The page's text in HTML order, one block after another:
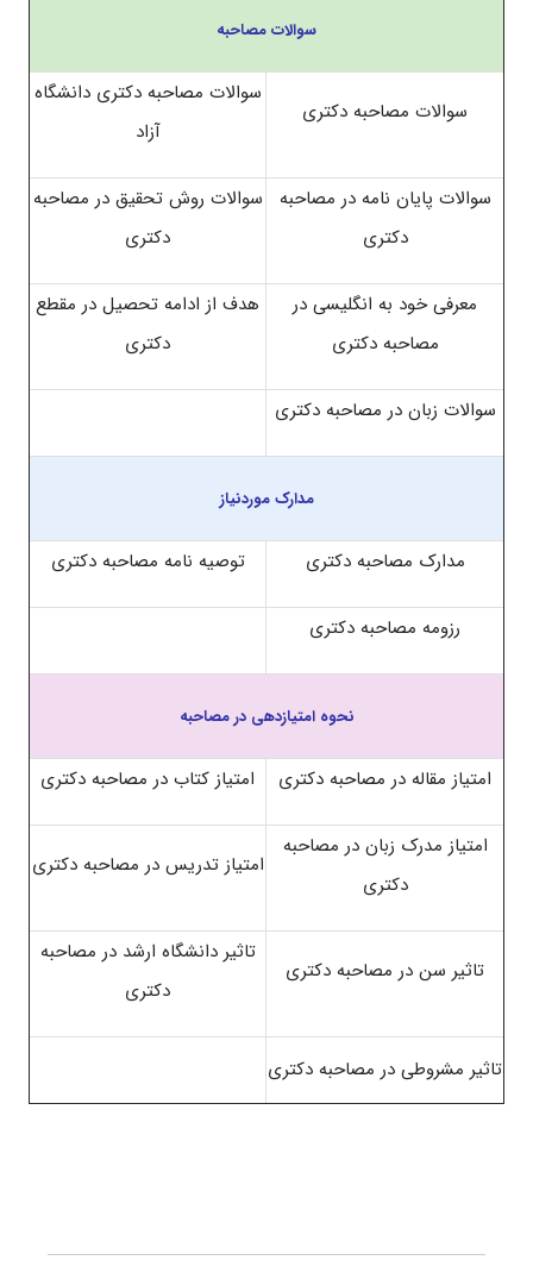
سوالات مصاحبه
سوالات مصاحبه دکتری
سوالات مصاحبه دکتری دانشگاه
آزاد
سوالات پایان نامه در مصاحبه
دکتری
سوالات روش تحقیق در مصاحبه
دکتری
معرفی خود به انگلیسی در
مصاحبه دکتری
هدف از ادامه تحصیل در مقطع
دکتری
سوالات زبان در مصاحبه دکتری
مدارک موردنیاز
مدارک مصاحبه دکتری توصیه نامه مصاحبه دکتری
رزومه مصاحبه دکتری
نحوه امتیازدهی در مصاحبه
امتیاز مقاله در مصاحبه دکتری امتیاز کتاب در مصاحبه دکتری
امتیاز مدرک زبان در مصاحبه
دکتری
امتیاز تدریس در مصاحبه دکتری
تاثیر سن در مصاحبه دکتری
تاثیر دانشگاه ارشد در مصاحبه
دکتری
تاثیر مشروطی در مصاحبه دکتری